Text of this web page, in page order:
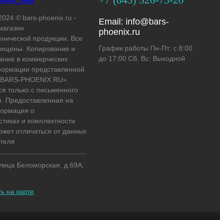
© bars-phoenix.ru -
продукции. Все
Копирование и
в коммерческих
представленной
PHOENIX.RU»
только с письменного
Предоставленная на
о
и комплектности
отличаться от данных
Беломорская, д.69А,
на карте
Email: info@bars-
phoenix.ru
График работы Пн-Пт: с 8:00
до 17:00 Сб, Вс: Выходной